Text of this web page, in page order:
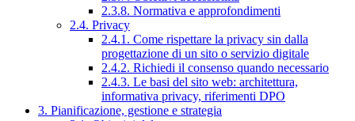
2.3.8. Normativa e approfondimenti
2.4. Privacy
2.4.1. Come rispettare la privacy sin dalla
progettazione di un sito o servizio digitale
2.4.2. Richiedi il consenso quando necessario
2.4.3. Le basi del sito web: architettura,
informativa privacy, riferimenti DPO
3. Pianificazione, gestione e strategia